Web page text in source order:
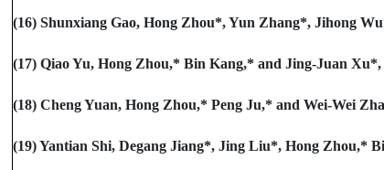
(16) Shunxiang Gao, Hong Zhou*, Yun Zhang*, Jihong
(17) Qiao Yu, Hong Zhou,* Bin Kang,* and Jing-Juan Xu*,
(18) Cheng Yuan, Hong Zhou,* Peng Ju,* and Wei-Wei
(19) Yantian Shi, Degang Jiang*, Jing Liu*, Hong Zhou,*